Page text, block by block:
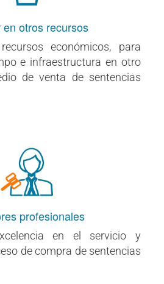
en otros recursos
económicos, para
e infraestructura en otro
de venta de sentencias
profesionales
en el servicio y
de compra de sentencias